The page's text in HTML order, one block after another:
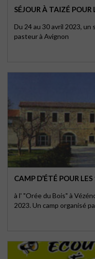
SÉJOUR À TAIZÉ
Du 24 au 30 avril 2023, un
pasteur à Avignon
CAMP D’ÉTÉ POUR
à l' "Orée du Bois" à
2023. Un camp organisé